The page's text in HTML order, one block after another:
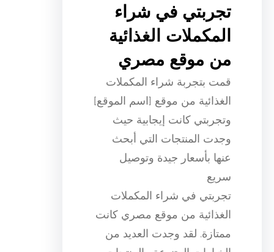
تجربتي في شراء
المكملات الغذائية
من موقع مصري
قمت بتجربة شراء المكملات
الغذائية من موقع [اسم الموقع]
وتجربتي كانت إيجابية حيث
وجدت المنتجات التي أبحث
عنها بأسعار جيدة وتوصيل
سريع
تجربتي في شراء المكملات
الغذائية من موقع مصري كانت
ممتازة. لقد وجدت العديد من